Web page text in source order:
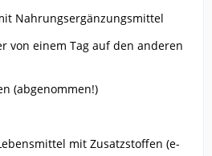
Nahrungsergänzungsmittel
von einem Tag auf den anderen
(abgenommen!)
mit Zusatzstoffen (e-